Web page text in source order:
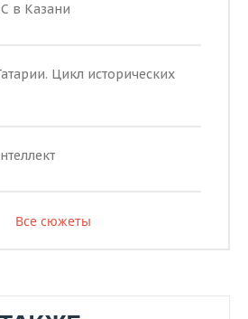
в Казани
Цикл исторических
Все сюжеты